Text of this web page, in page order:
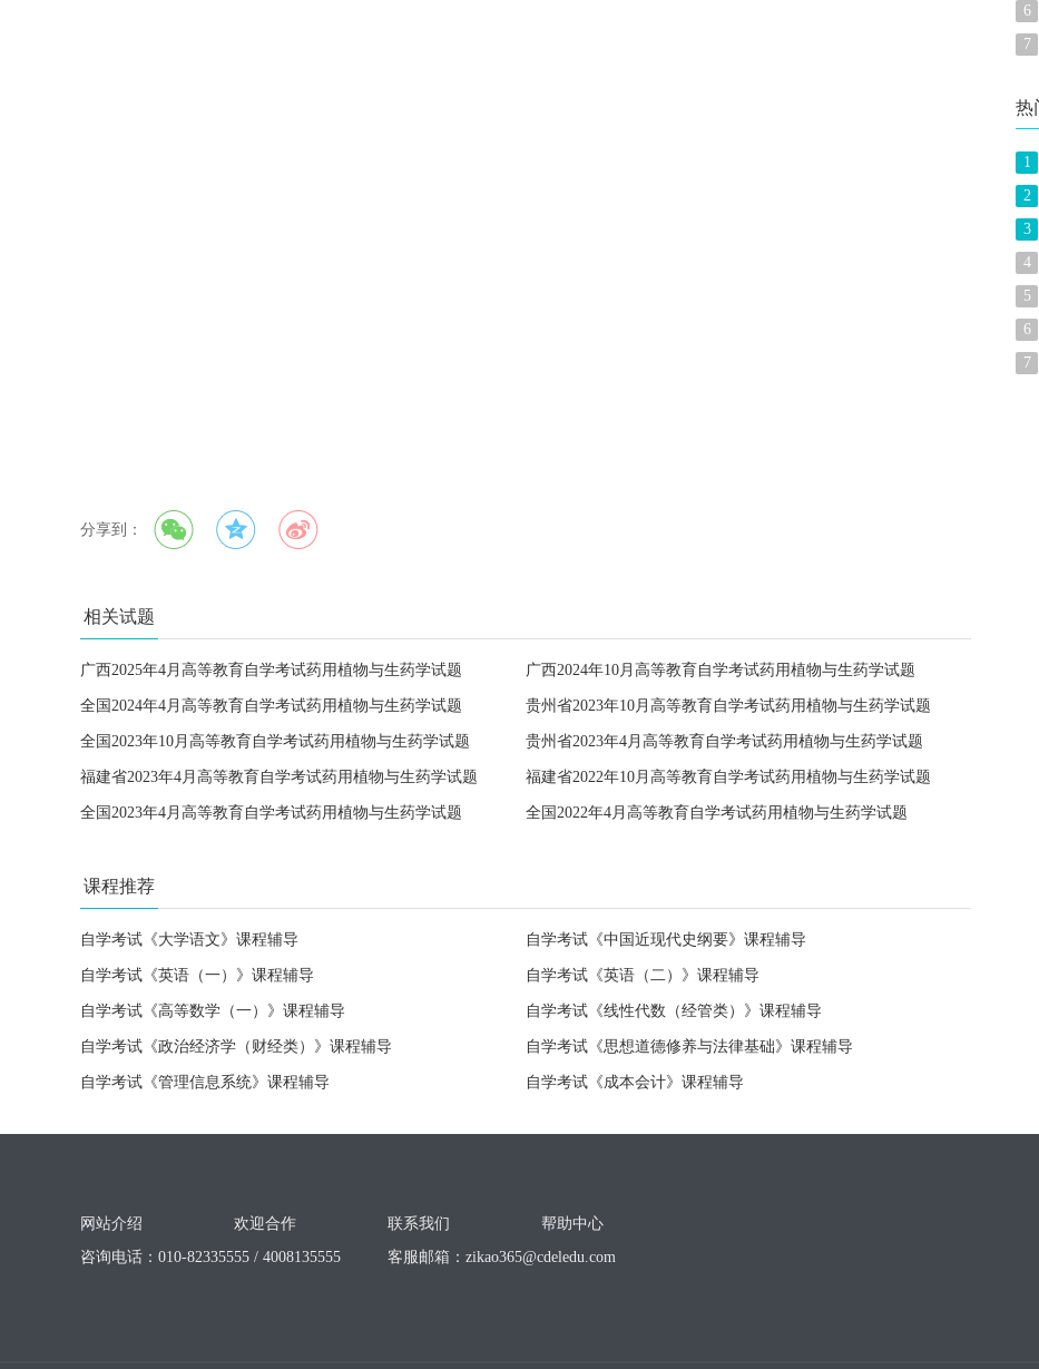
分享到：
相关试题
广西2025年4月高等教育自学考试药用植物与生药学试题 广西2024年10月高等教育自学考试药用植物与生药学试题
全国2024年4月高等教育自学考试药用植物与生药学试题 贵州省2023年10月高等教育自学考试药用植物与生药学试题
全国2023年10月高等教育自学考试药用植物与生药学试题 贵州省2023年4月高等教育自学考试药用植物与生药学试题
福建省2023年4月高等教育自学考试药用植物与生药学试题 福建省2022年10月高等教育自学考试药用植物与生药学试题
全国2023年4月高等教育自学考试药用植物与生药学试题 全国2022年4月高等教育自学考试药用植物与生药学试题
课程推荐
自学考试《大学语文》课程辅导 自学考试《中国近现代史纲要》课程辅导
自学考试《英语（一）》课程辅导 自学考试《英语（二）》课程辅导
自学考试《高等数学（一）》课程辅导 自学考试《线性代数（经管类）》课程辅导
自学考试《政治经济学（财经类）》课程辅导 自学考试《思想道德修养与法律基础》课程辅导
自学考试《管理信息系统》课程辅导 自学考试《成本会计》课程辅导
6
7
热
1
2
3
4
5
6
7
网站介绍 欢迎合作 联系我们
帮助中心
咨询电话：010-82335555 / 4008135555
客服邮箱： zikao365@cdeledu.com